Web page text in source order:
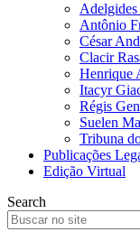
Adelgides
Antônio
César
Clacir
Henrique
Itacyr
Régis
Suelen
Tribuna
Publicações
Edição Virtual
Search